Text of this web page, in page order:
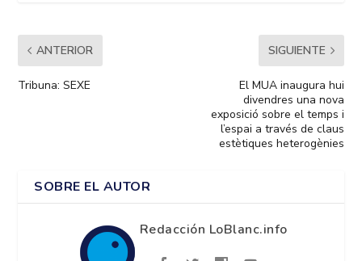
ANTERIOR
Tribuna: SEXE
SIGUIENTE
El MUA inaugura hui
divendres una nova
exposició sobre el temps i
l’espai a través de claus
estètiques heterogènies
SOBRE EL AUTOR
Redacción LoBlanc.info